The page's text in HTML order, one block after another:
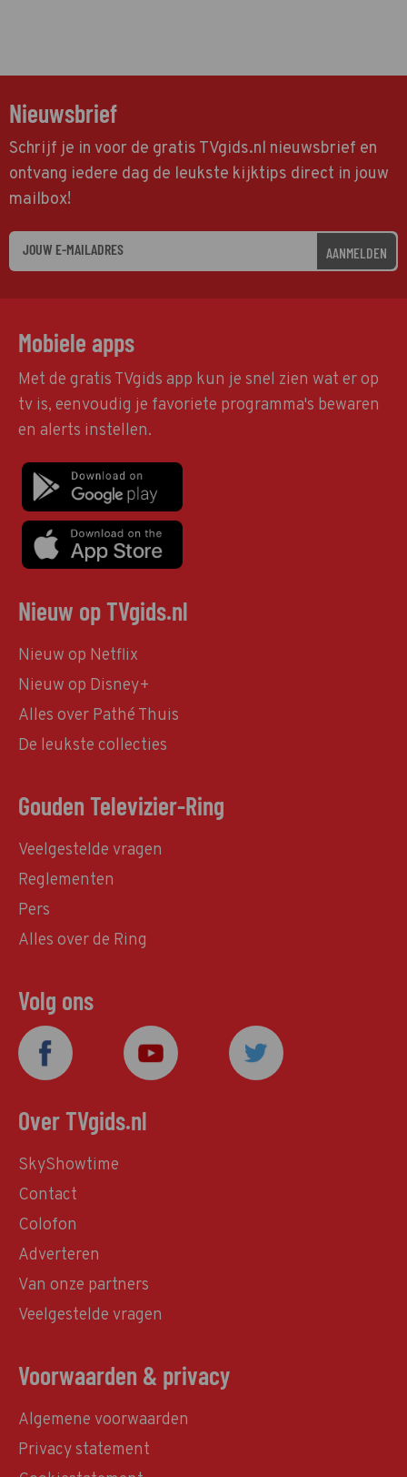
Nieuwsbrief
Schrijf je in voor de gratis TVgids.nl nieuwsbrief en
ontvang iedere dag de leukste kijktips direct in jouw
mailbox!
AANMELDEN
Mobiele apps
Met de gratis TVgids app kun je snel zien wat er op
tv is, eenvoudig je favoriete programma's bewaren
en alerts instellen.
Nieuw op TVgids.nl
Nieuw op Netflix
Nieuw op Disney+
Alles over Pathé Thuis
De leukste collecties
Gouden Televizier-Ring
Veelgestelde vragen
Reglementen
Pers
Alles over de Ring
Volg ons
Over TVgids.nl
SkyShowtime
Contact
Colofon
Adverteren
Van onze partners
Veelgestelde vragen
Voorwaarden & privacy
Algemene voorwaarden
Privacy statement